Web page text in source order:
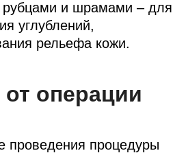
рубцами и шрамами – для
углублений,
рельефа кожи.
от операции
проведения процедуры